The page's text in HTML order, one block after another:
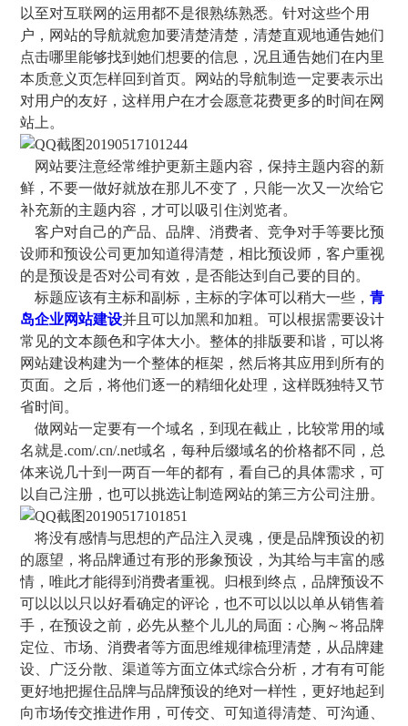
以至对互联网的运用都不是很熟练熟悉。针对这些个用
户，网站的导航就愈加要清楚清楚，清楚直观地通告她们
点击哪里能够找到她们想要的信息，况且通告她们在内里
本质意义页怎样回到首页。网站的导航制造一定要表示出
对用户的友好，这样用户在才会愿意花费更多的时间在网
站上。
网站要注意经常维护更新主题内容，保持主题内容的新
鲜，不要一做好就放在那儿不变了，只能一次又一次给它
补充新的主题内容，才可以吸引住浏览者。
客户对自己的产品、品牌、消费者、竞争对手等要比预
设师和预设公司更加知道得清楚，相比预设师，客户重视
的是预设是否对公司有效，是否能达到自己要的目的。
标题应该有主标和副标，主标的字体可以稍大一些，青
岛企业网站建设并且可以加黑和加粗。可以根据需要设计
常见的文本颜色和字体大小。整体的排版要和谐，可以将
网站建设构建为一个整体的框架，然后将其应用到所有的
页面。之后，将他们逐一的精细化处理，这样既独特又节
省时间。
做网站一定要有一个域名，到现在截止，比较常用的域
名就是.com/.cn/.net域名，每种后缀域名的价格都不同，总
体来说几十到一两百一年的都有，看自己的具体需求，可
以自己注册，也可以挑选让制造网站的第三方公司注册。
将没有感情与思想的产品注入灵魂，便是品牌预设的初
的愿望，将品牌通过有形的形象预设，为其给与丰富的感
情，唯此才能得到消费者重视。归根到终点，品牌预设不
可以以以只以好看确定的评论，也不可以以以单从销售着
手，在预设之前，必先从整个儿儿的局面：心胸～将品牌
定位、市场、消费者等方面思维规律梳理清楚，从品牌建
设、广泛分散、渠道等方面立体式综合分析，才有有可能
更好地把握住品牌与品牌预设的绝对一样性，更好地起到
向市场传交推进作用，可传交、可知道得清楚、可沟通、